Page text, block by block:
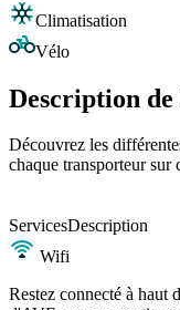
Climatisation
Vélo
Description
Découvrez les
chaque transporteur sur
ServicesDescription
Wifi
Restez connecté à haut